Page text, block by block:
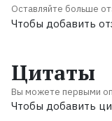
Оставляйте больше
Чтобы добавить
Цитаты
Вы можете первыми
Чтобы добавить